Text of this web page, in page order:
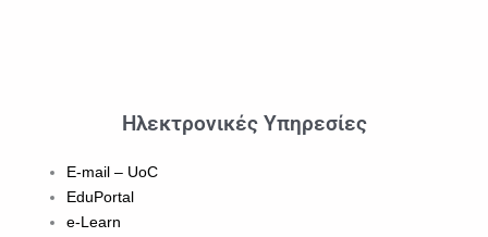
Ηλεκτρονικές Υπηρεσίες
E-mail – UoC
EduPortal
e-Learn